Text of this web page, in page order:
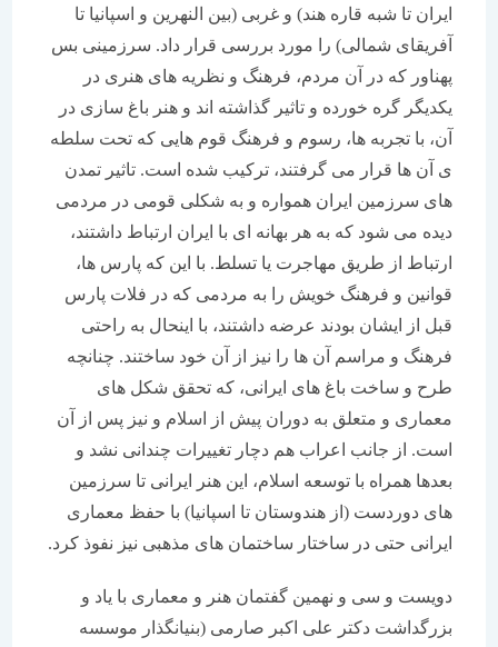
ایران تا شبه قاره هند) و غربی (بین النهرین و اسپانیا تا
آفریقای شمالی) را مورد بررسی قرار داد. سرزمینی بس
پهناور که در آن مردم، فرهنگ و نظریه های هنری در
یکدیگر گره خورده و تاثیر گذاشته اند و هنر باغ سازی در
آن، با تجربه ها، رسوم و فرهنگ قوم هایی که تحت سلطه
ی آن ها قرار می گرفتند، ترکیب شده است. تاثیر تمدن
های سرزمین ایران همواره و به شکلی قومی در مردمی
دیده می شود که به هر بهانه ای با ایران ارتباط داشتند،
ارتباط از طریق مهاجرت یا تسلط. با این که پارس ها،
قوانین و فرهنگ خویش را به مردمی که در فلات پارس
قبل از ایشان بودند عرضه داشتند، با اینحال به راحتی
فرهنگ و مراسم آن ها را نیز از آن خود ساختند. چنانچه
طرح و ساخت باغ های ایرانی، که تحقق شکل های
معماری و متعلق به دوران پیش از اسلام و نیز پس از آن
است. از جانب اعراب هم دچار تغییرات چندانی نشد و
بعدها همراه با توسعه اسلام، این هنر ایرانی تا سرزمین
های دوردست (از هندوستان تا اسپانیا) با حفظ معماری
ایرانی حتی در ساختار ساختمان های مذهبی نیز نفوذ کرد.
دویست و سی و نهمین گفتمان هنر و معماری با یاد و
بزرگداشت دکتر علی اکبر صارمی (بنیانگذار موسسه